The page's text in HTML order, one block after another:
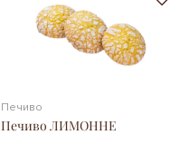
Печиво
Печиво ЛИМОННЕ